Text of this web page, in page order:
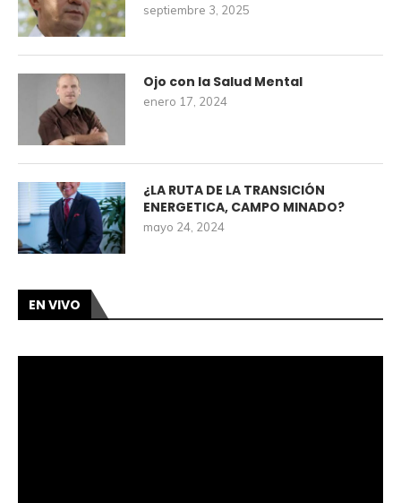
septiembre 3, 2025
Ojo con la Salud Mental
enero 17, 2024
¿LA RUTA DE LA TRANSICIÓN
ENERGETICA, CAMPO MINADO?
mayo 24, 2024
EN VIVO